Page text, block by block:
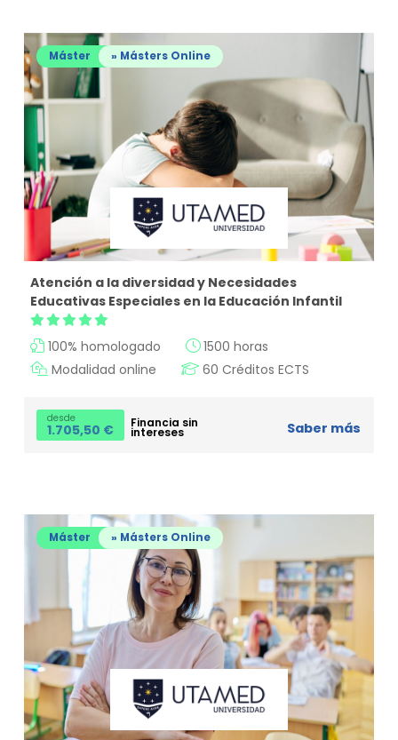
Máster » Másters Online
Atención a la diversidad y Necesidades
Educativas Especiales en la Educación Infantil
100% homologado
1500 horas
Modalidad online
60 Créditos ECTS
desde
1.705,50 € Financia sin
intereses Saber más
Máster » Másters Online